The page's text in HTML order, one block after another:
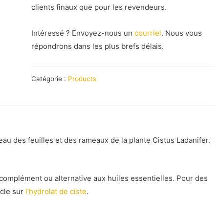
clients finaux que pour les revendeurs.
Intéressé ? Envoyez-nous uncourriel. Nous vous
répondrons dans les plus brefs délais.
Catégorie : Products
des feuilles et des rameaux de la plante Cistus Ladanifer.
ou alternative aux huiles essentielles. Pour des
sur l’hydrolat de ciste.